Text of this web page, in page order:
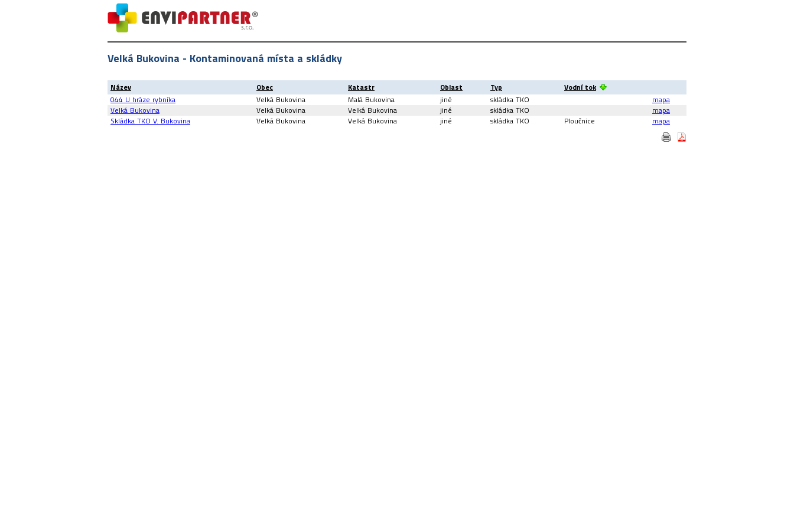
Velká Bukovina - Kontaminovaná místa a skládky
Název Obec Katastr Oblast Typ
Vodní tok
044 U hráze rybníka
Velká Bukovina Malá Bukovina jiné skládka TKO
mapa
Velká Bukovina
Velká Bukovina Velká Bukovina jiné skládka TKO
mapa
Skládka TKO V. Bukovina
Velká Bukovina Velká Bukovina jiné skládka TKO Ploučnice mapa